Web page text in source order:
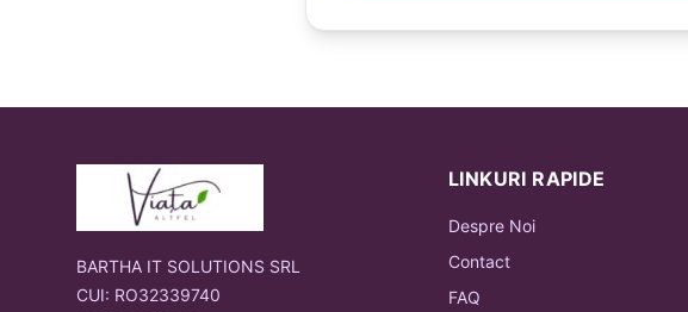
BARTHA IT SOLUTIONS SRL
CUI: RO32339740
LINKURI RAPIDE
Despre Noi
Contact
FAQ